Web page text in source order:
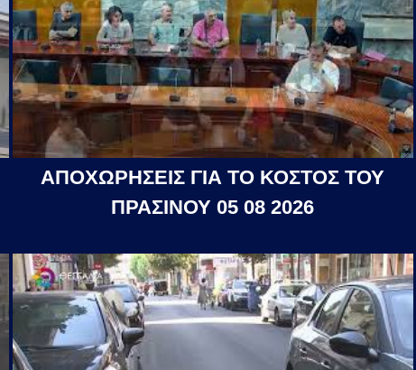
ΑΠΟΧΩΡΗΣΕΙΣ ΓΙΑ ΤΟ ΚΟΣΤΟΣ ΤΟΥ
ΠΡΑΣΙΝΟΥ 05 08 2026